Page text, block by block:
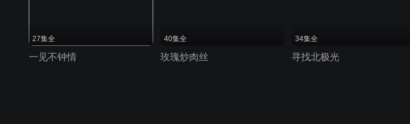
27集全
一见不钟情
40集全
玫瑰炒肉丝
34集全
寻找北极光